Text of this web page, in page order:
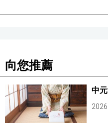
編輯部通知
向您推薦
中